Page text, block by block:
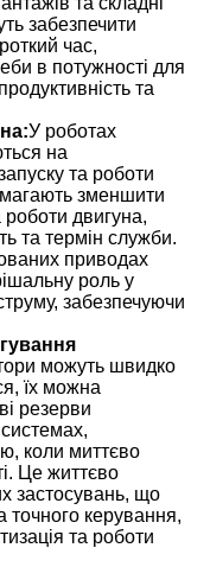
забезпечити
час,
в потужності для
та
У роботах
на
та роботи
зменшити
роботи двигуна,
та термін служби.
приводах
роль у
забезпечуючи
можуть швидко
їх можна
резерви
коли миттєво
Це життєво
застосувань, що
точного керування,
та роботи